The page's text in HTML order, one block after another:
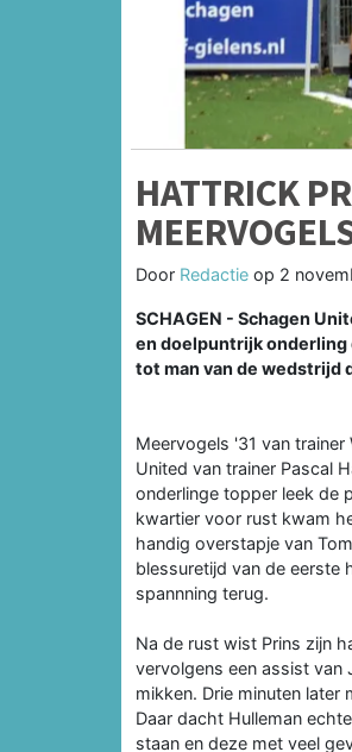
HATTRICK
Door Redactie op 2
SCHAGEN - Schagen
en doelpuntrijk onderling
tot man van de wedstrijd
Meervogels '31 van
United van trainer Pascal
onderlinge topper leek de
kwartier voor rust kwam
handig overstapje van
blessuretijd van de eerste
spannning terug.
Na de rust wist Prins zijn
vervolgens een assist van
mikken. Drie minuten
Daar dacht Hulleman
staan en deze met veel